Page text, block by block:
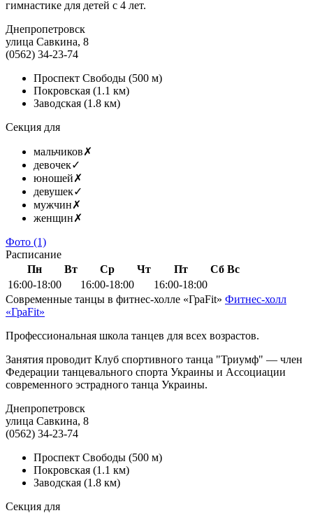
гимнастике для детей с 4 лет.
Днепропетровск
улица Савкина, 8
(0562) 34-23-74
Проспект Свободы (500 м)
Покровская (1.1 км)
Заводская (1.8 км)
Секция для
мальчиков✗
девочек✓
юношей✗
девушек✓
мужчин✗
женщин✗
Фото (1)
Расписание
Пн
Вт Ср Чт Пт Сб Вс
16:00-18:00
16:00-18:00
16:00-18:00
Современные танцы в фитнес-холле «ГраFit» Фитнес-холл
«ГраFit»
Профессиональная школа танцев для всех возрaстов.
Занятия проводит Клуб спортивного танца "Триумф" — член
Федерации танцевального спорта Украины и Ассоциации
современного эстрадного танца Украины.
Днепропетровск
улица Савкина, 8
(0562) 34-23-74
Проспект Свободы (500 м)
Покровская (1.1 км)
Заводская (1.8 км)
Секция для